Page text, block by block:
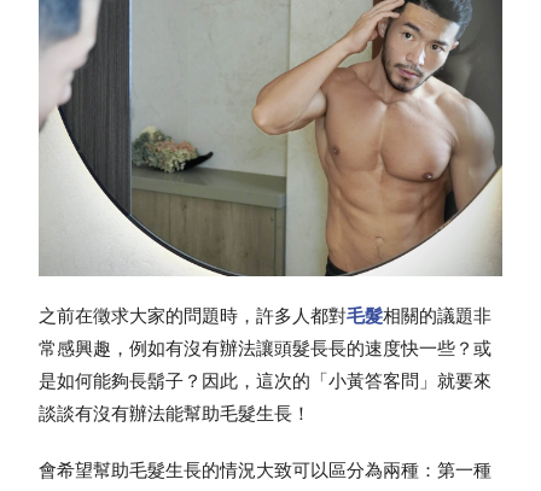
之前在徵求大家的問題時，許多人都對毛髮相關的議題非
常感興趣，例如有沒有辦法讓頭髮長長的速度快一些？或
是如何能夠長鬍子？因此，這次的「小黃答客問」就要來
談談有沒有辦法能幫助毛髮生長！
會希望幫助毛髮生長的情況大致可以區分為兩種：第一種